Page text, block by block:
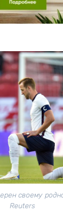
своему
Reuters